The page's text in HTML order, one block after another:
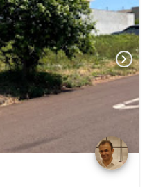
chevron_right